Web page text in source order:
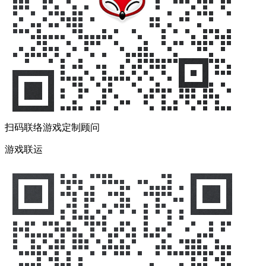
扫码联络游戏定制顾问
游戏联运